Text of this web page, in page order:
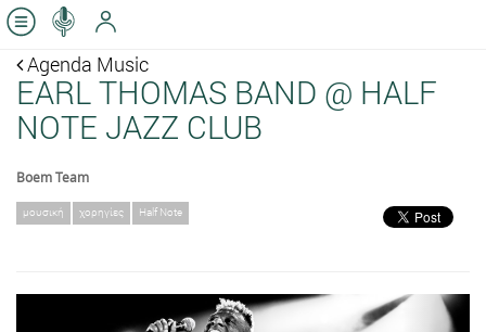
Agenda Music
EARL THOMAS BAND @ HALF
NOTE JAZZ CLUB
Boem Team
μουσική χορηγίες Half Note
Next